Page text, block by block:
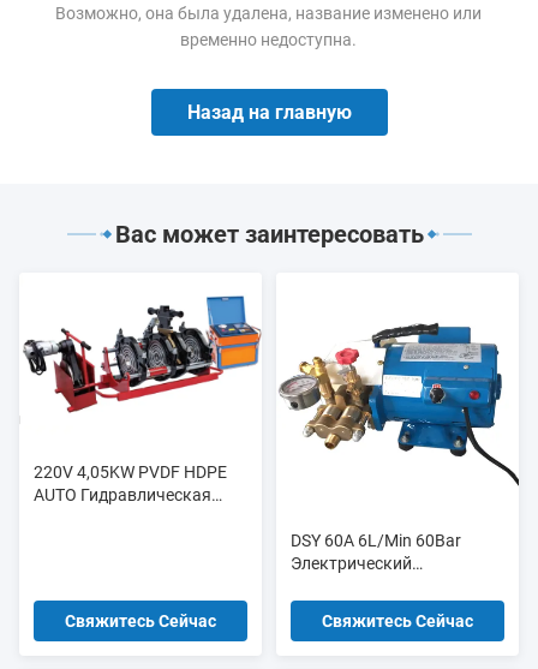
Возможно, она была удалена, название изменено или
временно недоступна.
Назад на главную
Вас может заинтересовать
220V 4,05KW PVDF HDPE
AUTO Гидравлическая
Свяжитесь Сейчас
DSY 60A 6L/Min 60Bar
Электрический
насос Гидравлическое
давление 400W
Свяжитесь Сейчас